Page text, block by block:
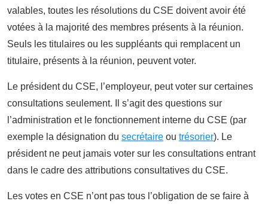
valables, toutes les résolutions du CSE doivent avoir été
votées à la majorité des membres présents à la réunion.
Seuls les titulaires ou les suppléants qui remplacent un
titulaire, présents à la réunion, peuvent voter.
Le président du CSE, l’employeur, peut voter sur certaines
consultations seulement. Il s’agit des questions sur
l’administration et le fonctionnement interne du CSE (par
exemple la désignation du secrétaire ou trésorier). Le
président ne peut jamais voter sur les consultations entrant
dans le cadre des attributions consultatives du CSE.
Les votes en CSE n’ont pas tous l’obligation de se faire à